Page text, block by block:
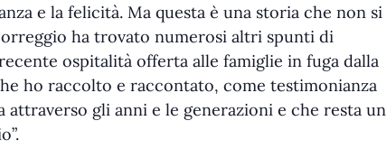
e la felicità. Ma questa è una storia che non si
ha trovato numerosi altri spunti di
ospitalità offerta alle famiglie in fuga dalla
ho raccolto e raccontato, come testimonianza
gli anni e le generazioni e che resta un